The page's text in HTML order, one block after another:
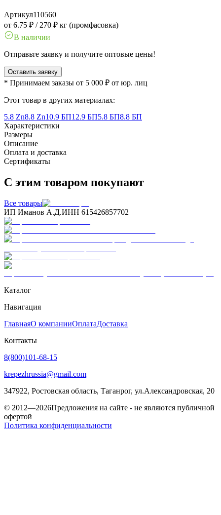
Артикул110560
от 6.75 ₽ / 270 ₽ кг (промфасовка)
В наличии
Отправьте заявку и получите оптовые цены!
Оставить заявку
* Принимаем заказы от 5 000 ₽ от юр. лиц
Этот товар в других материалах:
5.8 Zn8.8 Zn10.9 БП12.9 БП5.8 БП8.8 БП
Характеристики
Размеры
Описание
Оплата и доставка
Сертификаты
С этим товаром покупают
Все товары
ИП Иманов А.Д.ИНН 615426857702
Каталог
Навигация
ГлавнаяО компанииОплатаДоставка
Контакты
8(800)101-68-15
krepezhrussia@gmail.com
347922, Ростовская область, Таганрог, ул.Александровская, 20
© 2012—2026Предложения на сайте - не являются публичной
офертой
Политика конфиденциальности